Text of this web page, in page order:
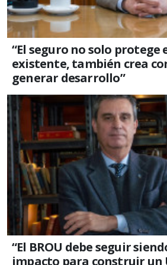
“El seguro no solo
existente, también crea
generar desarrollo”
“El BROU debe seguir
impacto para construir un